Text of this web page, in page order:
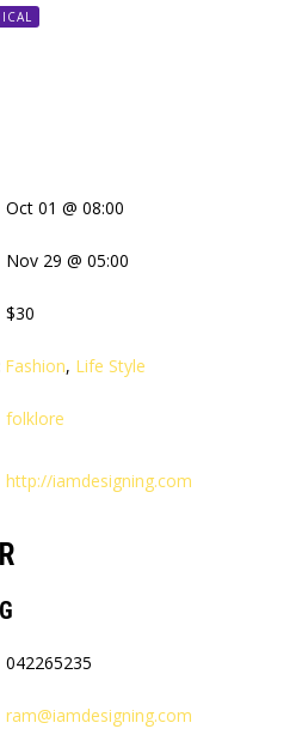
Oct 01 @ 08:00
Nov 29 @ 05:00
$30
Fashion, Life Style
folklore
http://iamdesigning.com
042265235
ram@iamdesigning.com